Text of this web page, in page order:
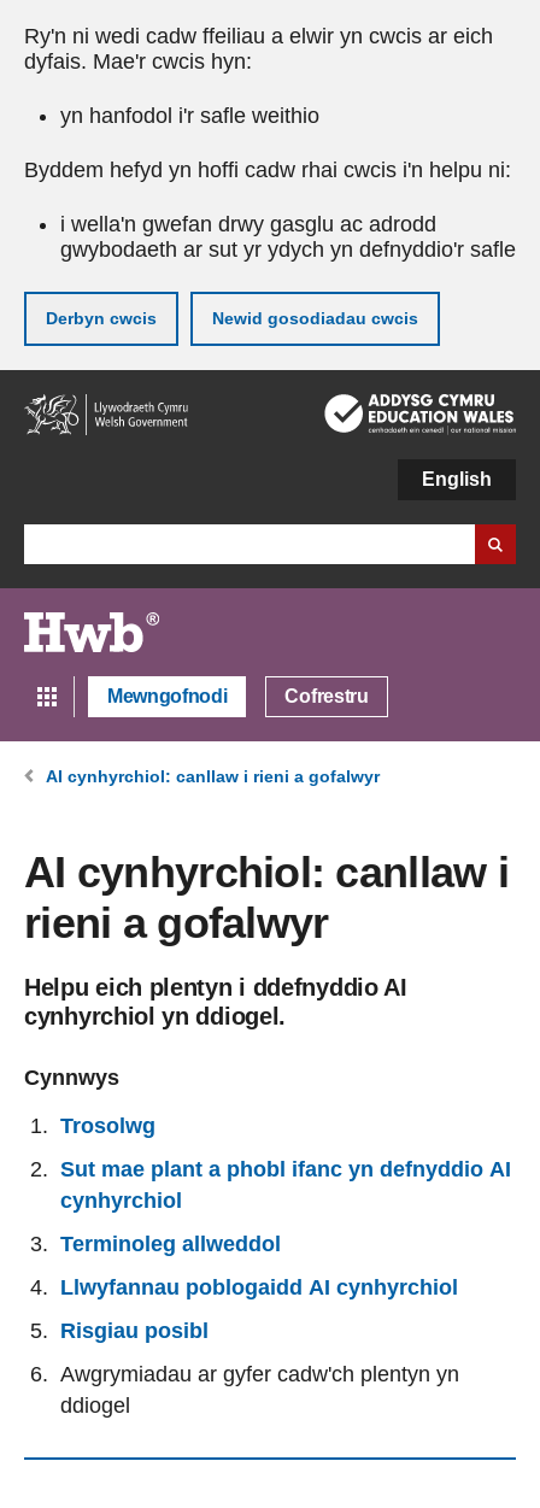
Ry'n ni wedi cadw ffeiliau a elwir yn cwcis ar eich
dyfais. Mae'r cwcis hyn:
yn hanfodol i'r safle weithio
Byddem hefyd yn hoffi cadw rhai cwcis i'n helpu ni:
i wella'n gwefan drwy gasglu ac adrodd
gwybodaeth ar sut yr ydych yn defnyddio'r safle
Derbyn cwcis Newid gosodiadau cwcis
Neidio
i'r
prif
English
Mewngofnodi Cofrestru
AI cynhyrchiol: canllaw i rieni a gofalwyr
AI cynhyrchiol: canllaw i
rieni a gofalwyr
Helpu eich plentyn i ddefnyddio AI
cynhyrchiol yn ddiogel.
Cynnwys
Trosolwg
Sut mae plant a phobl ifanc yn defnyddio AI
cynhyrchiol
Terminoleg allweddol
Llwyfannau poblogaidd AI cynhyrchiol
Risgiau posibl
Awgrymiadau ar gyfer cadw'ch plentyn yn
ddiogel